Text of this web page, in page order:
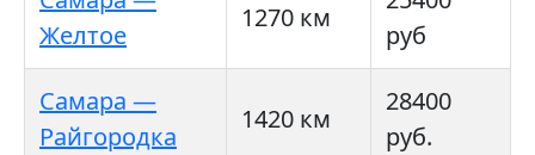
Желтое
1270 км
руб
Самара —
Райгородка
1420 км
28400
руб.